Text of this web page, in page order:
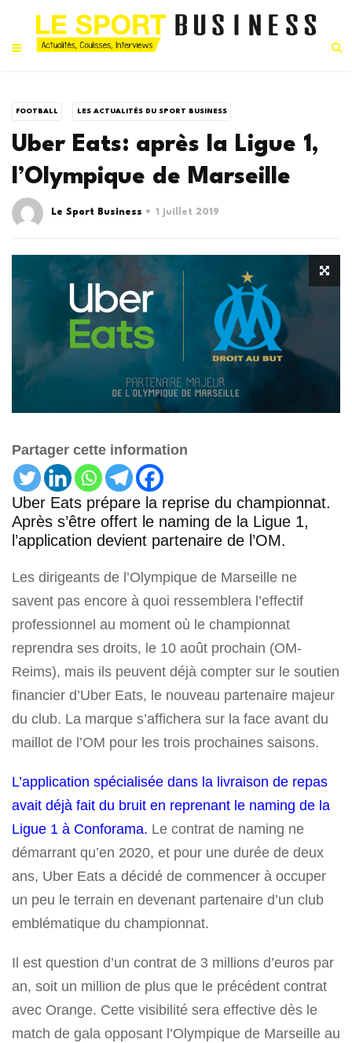
FOOTBALL LES ACTUALITÉS DU SPORT BUSINESS
Uber Eats: après la Ligue 1,
l’Olympique de Marseille
Le Sport Business 1 juillet 2019
Partager cette information
Uber Eats prépare la reprise du championnat.
Après s’être offert le naming de la Ligue 1,
l’application devient partenaire de l’OM.
Les dirigeants de l’Olympique de Marseille ne
savent pas encore à quoi ressemblera l’effectif
professionnel au moment où le championnat
reprendra ses droits, le 10 août prochain (OM-
Reims), mais ils peuvent déjà compter sur le soutien
financier d’Uber Eats, le nouveau partenaire majeur
du club. La marque s’affichera sur la face avant du
maillot de l’OM pour les trois prochaines saisons.
L’application spécialisée dans la livraison de repas
avait déjà fait du bruit en reprenant le naming de la
Ligue 1 à Conforama. Le contrat de naming ne
démarrant qu’en 2020, et pour une durée de deux
ans, Uber Eats a décidé de commencer à occuper
un peu le terrain en devenant partenaire d’un club
emblématique du championnat.
Il est question d’un contrat de 3 millions d’euros par
an, soit un million de plus que le précédent contrat
avec Orange. Cette visibilité sera effective dès le
match de gala opposant l’Olympique de Marseille au